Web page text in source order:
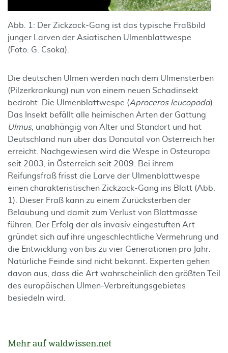
Abb. 1: Der Zickzack-Gang ist das typische Fraßbild
junger Larven der Asiatischen Ulmenblattwespe
(Foto: G. Csoka).
Die deutschen Ulmen werden nach dem Ulmensterben
(Pilzerkrankung) nun von einem neuen Schadinsekt
bedroht: Die Ulmenblattwespe (Aproceros leucopoda).
Das Insekt befällt alle heimischen Arten der Gattung
Ulmus, unabhängig von Alter und Standort und hat
Deutschland nun über das Donautal von Österreich her
erreicht. Nachgewiesen wird die Wespe in Osteuropa
seit 2003, in Österreich seit 2009. Bei ihrem
Reifungsfraß frisst die Larve der Ulmenblattwespe
einen charakteristischen Zickzack-Gang ins Blatt (Abb.
1). Dieser Fraß kann zu einem Zurücksterben der
Belaubung und damit zum Verlust von Blattmasse
führen. Der Erfolg der als invasiv eingestuften Art
gründet sich auf ihre ungeschlechtliche Vermehrung und
die Entwicklung von bis zu vier Generationen pro Jahr.
Natürliche Feinde sind nicht bekannt. Experten gehen
davon aus, dass die Art wahrscheinlich den größten Teil
des europäischen Ulmen-Verbreitungsgebietes
besiedeln wird.
Mehr auf waldwissen.net